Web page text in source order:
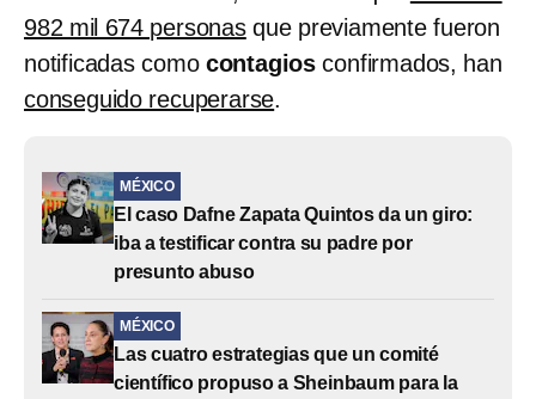
982 mil 674 personasque previamente fueron
notificadas como contagios confirmados, han
conseguido recuperarse.
MÉXICO
El caso Dafne Zapata Quintos da un giro:
iba a testificar contra su padre por
presunto abuso
MÉXICO
Las cuatro estrategias que un comité
científico propuso a Sheinbaum para la